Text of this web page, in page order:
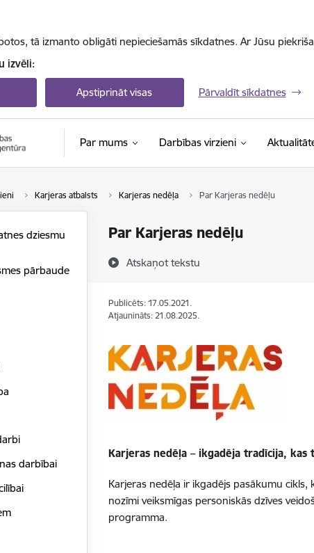
tā izmanto obligāti nepieciešamās sīkdatnes. Ar Jūsu
izvēli:
Apstiprināt visas Pārvaldīt sīkdatnes
Par mums Darbības virzieni
Karjeras atbalsts Karjeras nedēļa Par Karjeras nedēļu
Par Karjeras nedēļu
Atskaņot tekstu
dziesmu
pārbaude
darbībai
Publicēts: 17.05.2021.
Atjaunināts: 21.08.2025.
Karjeras nedēļa – ikgadēja tradīcija, kas
Karjeras nedēļa ir ikgadējs pasākumu cikls,
nozīmi veiksmīgas personiskās dzīves
programma.